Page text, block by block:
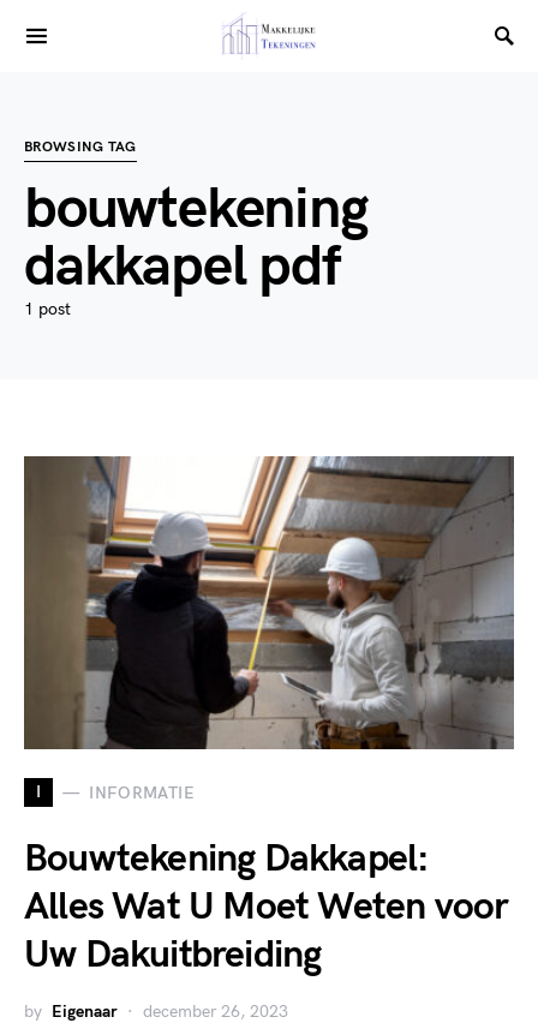
BROWSING TAG
bouwtekening
dakkapel pdf
1 post
I INFORMATIE
Bouwtekening Dakkapel:
Alles Wat U Moet Weten voor
Uw Dakuitbreiding
by Eigenaar december 26, 2023